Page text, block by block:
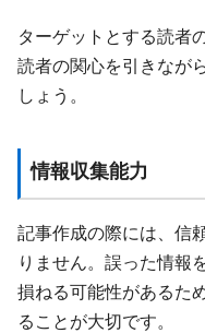
ターゲットとする読者
読者の関心を引きなが
しょう。
情報収集能力
記事作成の際には、信
りません。誤った情報
損ねる可能性があるた
ることが大切です。